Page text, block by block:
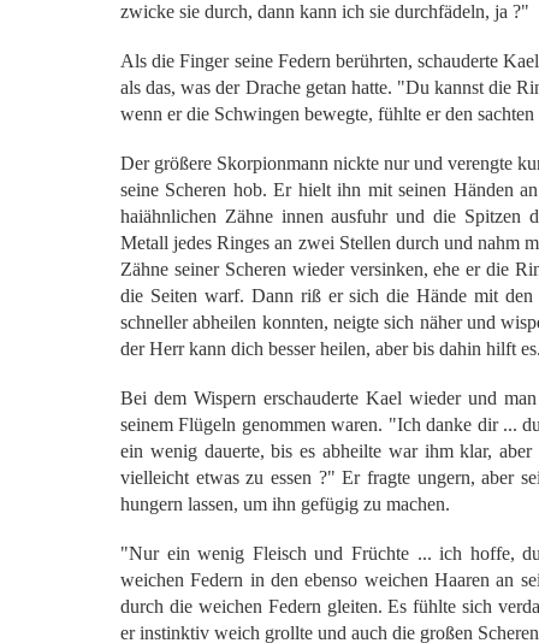
zwicke sie durch, dann kann ich sie durchfädeln, ja ?"
Als die Finger seine Federn berührten, schauderte
als das, was der Drache getan hatte. "Du kannst die
wenn er die Schwingen bewegte, fühlte er den
Der größere Skorpionmann nickte nur und verengte
seine Scheren hob. Er hielt ihn mit seinen Händen
haiähnlichen Zähne innen ausfuhr und die Spitzen
Metall jedes Ringes an zwei Stellen durch und nahm
Zähne seiner Scheren wieder versinken, ehe er die
die Seiten warf. Dann riß er sich die Hände mit
schneller abheilen konnten, neigte sich näher und
der Herr kann dich besser heilen, aber bis dahin hilft
Bei dem Wispern erschauderte Kael wieder und
seinem Flügeln genommen waren. "Ich danke dir ...
ein wenig dauerte, bis es abheilte war ihm klar,
vielleicht etwas zu essen ?" Er fragte ungern, aber
hungern lassen, um ihn gefügig zu machen.
"Nur ein wenig Fleisch und Früchte ... ich hoffe,
weichen Federn in den ebenso weichen Haaren an
durch die weichen Federn gleiten. Es fühlte sich
er instinktiv weich grollte und auch die großen